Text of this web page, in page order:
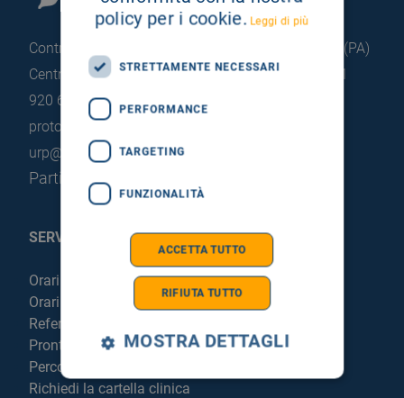
Contrada Pietrapollastra - Pisciotto 90015 Cefalù (PA)
Centralino: +39 0921 920 111 Portineria: +39 0921
920 663
protocollo@pec.hsrgiglio.it
urp@hsrgiglio.it
Partita IVA: 05205490823
SERVIZI AL PAZIENTE
Orari sportelli
Orari visite
Referti online
Pronto Soccorso
Percorso chirurgico live
Richiedi la cartella clinica
policy per i cookie. Leggi di più
STRETTAMENTE NECESSARI
PERFORMANCE
TARGETING
FUNZIONALITÀ
ACCETTA TUTTO
RIFIUTA TUTTO
MOSTRA DETTAGLI